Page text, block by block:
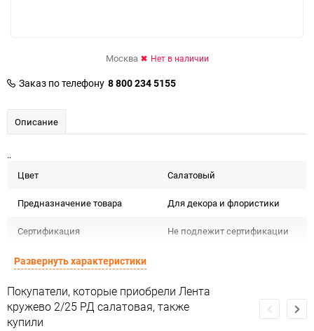
Москва Нет в наличии
Заказ по телефону 8 800 234 5155
Описание
..
Цвет
Салатовый
Предназначение товара Для декора и флористики
Сертификация Не подлежит сертификации
Особые условия
Минимальное количество 1
Единица измерения шт
Развернуть характеристики
Покупатели, которые приобрели Лента
кружево 2/25 РД салатовая, также
купили